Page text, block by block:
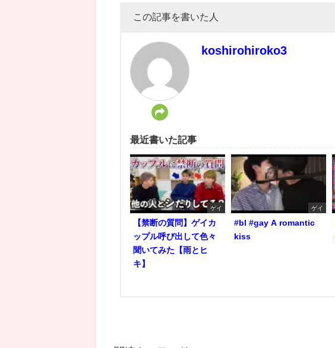
この記事を書いた人
koshirohiroko3
最近書いた記事
ゲイ
【禁断の質問】ゲイカ
ップル呼び出して色々
聞いてみた【雨とヒ
キ】
ゲイ
#bl #gay A romantic
kiss